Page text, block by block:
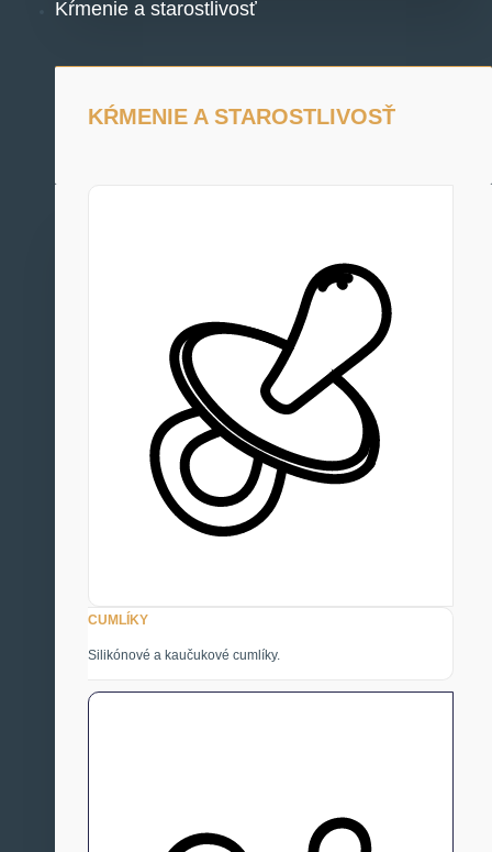
Kŕmenie a starostlivosť
KŔMENIE A STAROSTLIVOSŤ
CUMLÍKY
Silikónové a kaučukové cumlíky.